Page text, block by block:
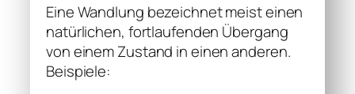
Eine Wandlung bezeichnet meist einen
natürlichen, fortlaufenden Übergang
von einem Zustand in einen anderen.
Beispiele: